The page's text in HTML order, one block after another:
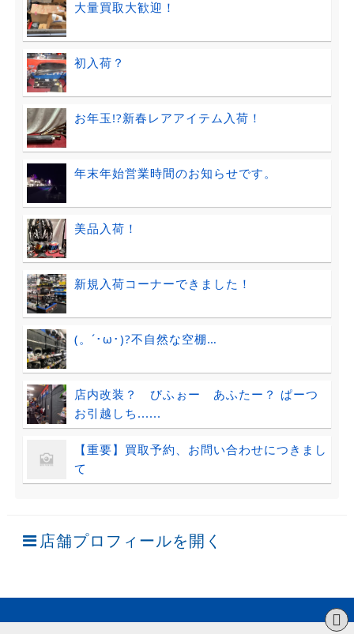
大量買取大歓迎！
初入荷？
お年玉!?新春レアアイテム入荷！
年末年始営業時間のお知らせです。
美品入荷！
新規入荷コーナーできました！
(。´･ω･)?不自然な空棚…
店内改装？ びふぉー あふたー？ ぱーつ
お引越しち......
【重要】買取予約、お問い合わせにつきまし
て
店舗プロフィールを開く